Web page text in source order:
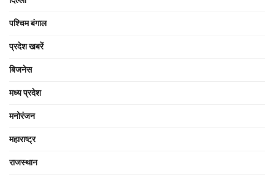
पश्चिम बंगाल
प्रदेश खबरें
बिजनेस
मध्य प्रदेश
मनोरंजन
महाराष्ट्र
राजस्थान